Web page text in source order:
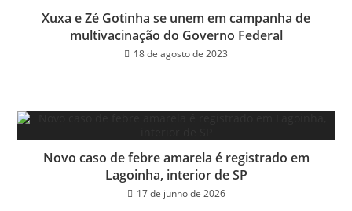
Xuxa e Zé Gotinha se unem em campanha de
multivacinação do Governo Federal
18 de agosto de 2023
Novo caso de febre amarela é registrado em
Lagoinha, interior de SP
17 de junho de 2026